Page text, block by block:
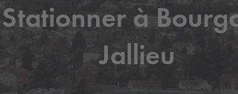
Stationner à
Jallieu